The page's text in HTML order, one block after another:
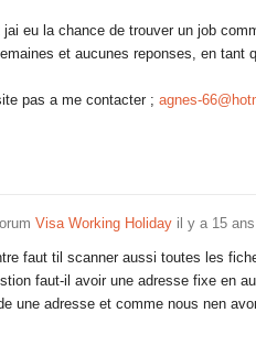
eu la chance de trouver un job
et aucunes reponses, en tant
pas a me contacter ; agnes-
Visa Working Holiday il y a 15 ans
faut til scanner aussi toutes les
faut-il avoir une adresse fixe en
une adresse et comme nous nen